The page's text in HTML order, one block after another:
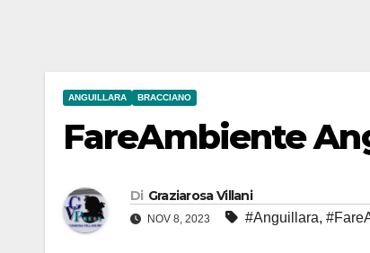
ANGUILLARA BRACCIANO
FareAmbiente
Di Graziarosa Villani
NOV 8, 2023 #Anguillara,